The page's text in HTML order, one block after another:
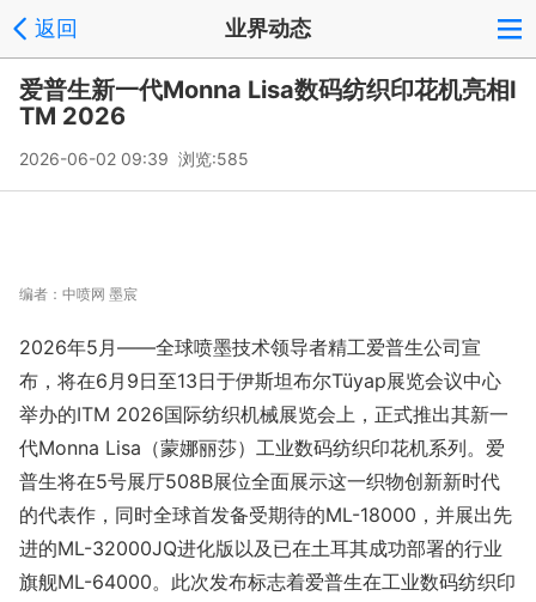
返回 业界动态
爱普生新一代Monna Lisa数码纺织印花机亮相I
TM 2026
2026-06-02 09:39 浏览:585
编者： 中喷网 墨宸
2026年5月——全球喷墨技术领导者精工爱普生公司宣
布，将在6月9日至13日于伊斯坦布尔Tüyap展览会议中心
举办的ITM 2026国际纺织机械展览会上，正式推出其新一
代Monna Lisa（蒙娜丽莎）工业数码纺织印花机系列。爱
普生将在5号展厅508B展位全面展示这一织物创新新时代
的代表作，同时全球首发备受期待的ML-18000，并展出先
进的ML-32000JQ进化版以及已在土耳其成功部署的行业
旗舰ML-64000。此次发布标志着爱普生在工业数码纺织印